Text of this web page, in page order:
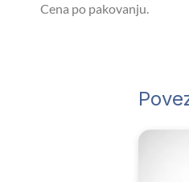
Cena po pakovanju.